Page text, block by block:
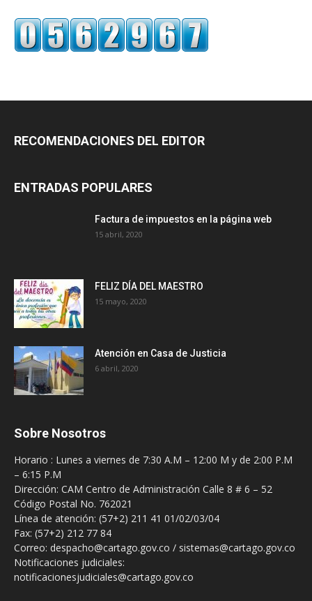
RECOMENDACIONES DEL EDITOR
ENTRADAS POPULARES
Factura de impuestos en la página web
15 abril, 2020
FELIZ DÍA DEL MAESTRO
15 mayo, 2020
Atención en Casa de Justicia
6 abril, 2020
Sobre Nosotros
Horario : Lunes a viernes de 7:30 A.M – 12:00 M y de 2:00 P.M
– 6:15 P.M
Dirección: CAM Centro de Administración Calle 8 # 6 – 52
Código Postal No. 762021
Línea de atención: (57+2) 211 41 01/02/03/04
Fax: (57+2) 212 77 84
Correo: despacho@cartago.gov.co / sistemas@cartago.gov.co
Notificaciones judiciales:
notificacionesjudiciales@cartago.gov.co